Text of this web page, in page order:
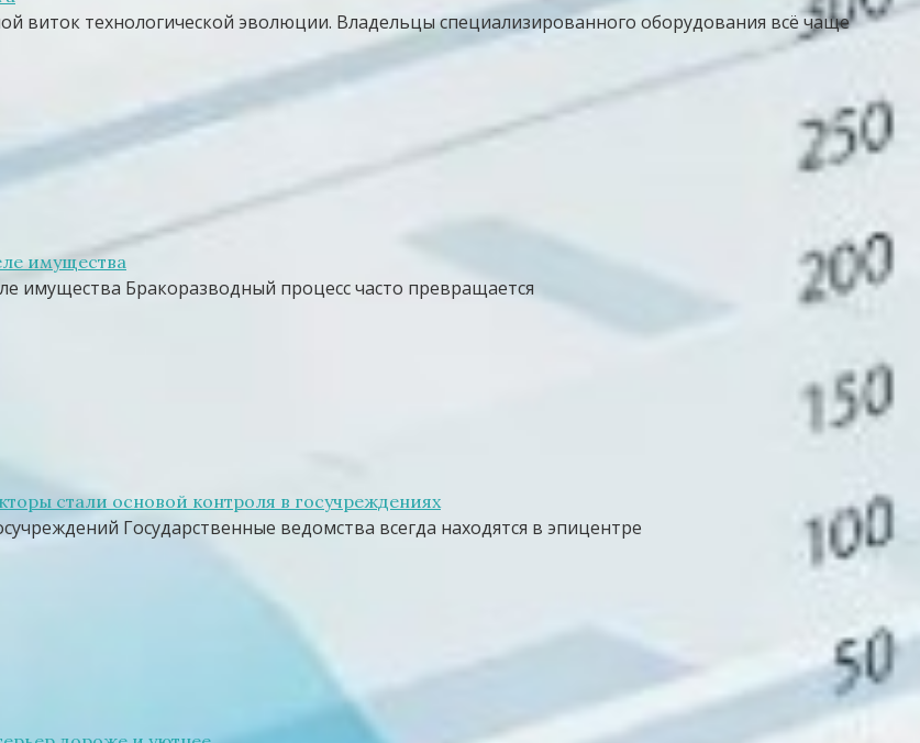
виток технологической эволюции. Владельцы специализированного оборудования всё чаще
имущества
имущества Бракоразводный процесс часто превращается
стали основой контроля в госучреждениях
Государственные ведомства всегда находятся в эпицентре